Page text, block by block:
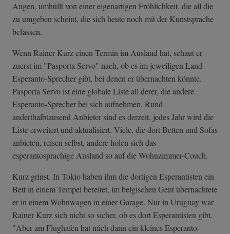
Augen, umhüllt von einer eigenartigen Fröhlichkeit, die all die
zu umgeben scheint, die sich heute noch mit der Kunstsprache
befassen.
Wenn Rainer Kurz einen Termin im Ausland hat, schaut er
zuerst im "Pasporta Servo" nach, ob es im jeweiligen Land
Esperanto-Sprecher gibt, bei denen er übernachten könnte.
Pasporta Servo ist eine globale Liste all derer, die andere
Esperanto-Sprecher bei sich aufnehmen. Rund
anderthalbtausend Anbieter sind es derzeit, jedes Jahr wird die
Liste erweitert und aktualisiert. Viele, die dort Betten und Sofas
anbieten, reisen selbst, andere holen sich das
esperantosprachige Ausland so auf die Wohnzimmer-Couch.
Kurz grinst. In Tokio haben ihm die dortigen Esperantisten ein
Bett in einem Tempel bereitet, im belgischen Gent übernachtete
er in einem Wohnwagen in einer Garage. Nur in Uruguay war
Rainer Kurz sich nicht so sicher, ob es dort Esperantisten gibt.
"Aber am Flughafen hat mich dann ein kleines Esperanto-